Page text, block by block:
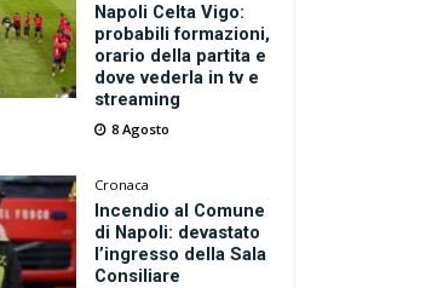
Napoli Celta Vigo:
probabili formazioni,
orario della partita e
dove vederla in tv e
streaming
8 Agosto
Cronaca
Incendio al Comune
di Napoli: devastato
l’ingresso della Sala
Consiliare